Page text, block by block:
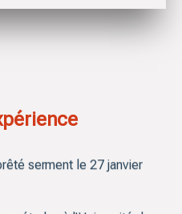
serment le 27 janvier